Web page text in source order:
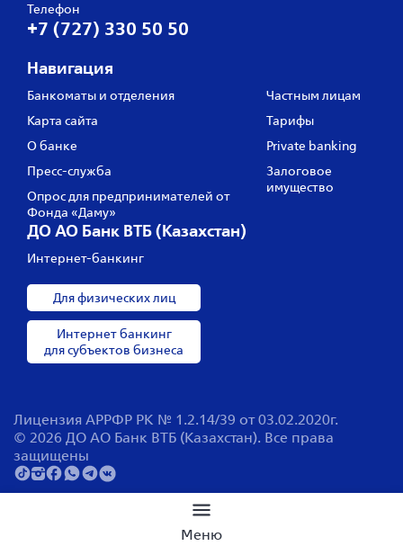
Меню
Телефон
+7 (727) 330 50 50
Навигация
Банкоматы и отделения
Карта сайта
О банке
Пресс‑служба
Опрос для предпринимателей от
Фонда «Даму»
Частным лицам
Тарифы
Private banking
Залоговое
имущество
ДО АО Банк ВТБ (Казахстан)
Интернет-банкинг
Для физических лиц
Интернет банкинг
для субъектов бизнеса
Лицензия АРРФР РК № 1.2.14/39 от 03.02.2020г.
© 2026 ДО АО Банк ВТБ (Казахстан). Все права
защищены